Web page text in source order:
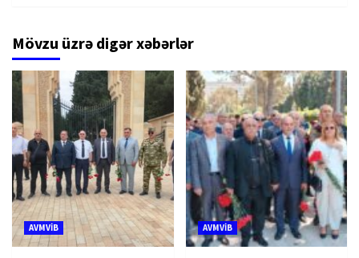
Mövzu üzrə digər xəbərlər
AVMVİB AVMVİB